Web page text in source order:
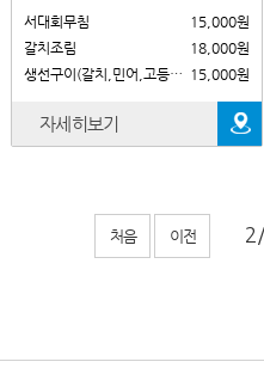
서대회무침
15,000원
갈치조림
18,000원
생선구이(갈치,민어,고등어) 15,000원
자세히보기
처음 이전